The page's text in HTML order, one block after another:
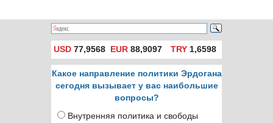
USD 77,9568 EUR 88,9097 TRY1,6598
Какое направление политики Эрдогана
сегодня вызывает у вас наибольшие
вопросы?
Внутренняя политика и свободы